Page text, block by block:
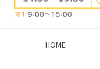
HOME